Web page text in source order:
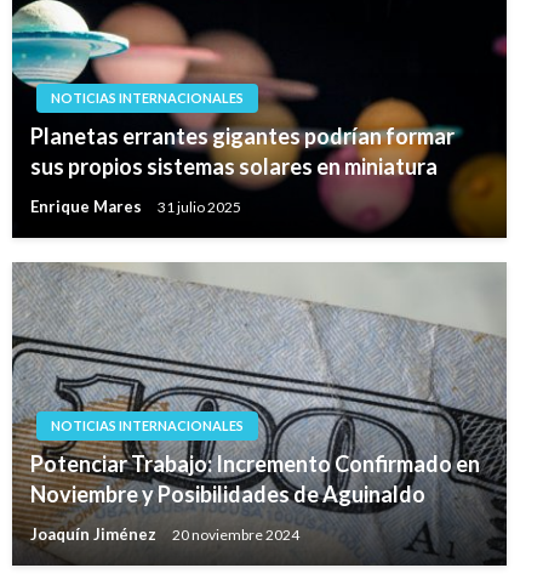
NOTICIAS INTERNACIONALES
Planetas errantes gigantes podrían formar
sus propios sistemas solares en miniatura
Enrique Mares 31 julio 2025
NOTICIAS INTERNACIONALES
Potenciar Trabajo: Incremento Confirmado en
Noviembre y Posibilidades de Aguinaldo
Joaquín Jiménez 20 noviembre 2024